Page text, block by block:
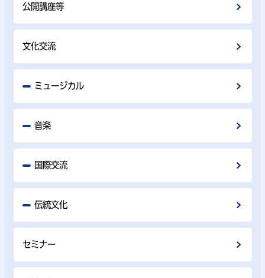
公開講座等
文化交流
ミュージカル
音楽
国際交流
伝統文化
セミナー